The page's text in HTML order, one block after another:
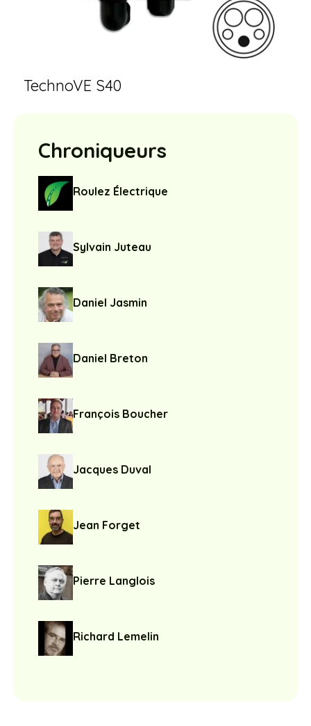
TechnoVE S40
Chroniqueurs
Roulez Électrique
Sylvain Juteau
Daniel Jasmin
Daniel Breton
François Boucher
Jacques Duval
Jean Forget
Pierre Langlois
Richard Lemelin